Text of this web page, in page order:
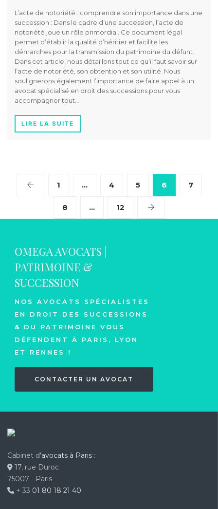
L’acte de notoriété : comprendre son importance dans une
succession : Dans le cadre d’une succession, l’acte de
notoriété joue un rôle primordial. Ce document légal
permet d’établir la qualité d’héritier et facilite les
démarches pour la transmission du patrimoine du défunt.
Dans cet article, nous détaillons tout ce qu’il faut savoir sur
l’acte de notoriété, son obtention et son utilité. Nous
soulignerons également l’importance de faire appel à un
avocat spécialisé en droit des successions pour vous
accompagner tout…
LIRE LA SUITE
1 … 4 5 6 7
8 … 12
OMEGA AVOCATS |
PATRIMOINE &
SUCCESSION
NOS AVOCATS SPÉCIALISTES
EN DROIT DES SUCCESSIONS
& DU PATRIMOINE VOUS
DÉFENDENT À PARIS, LYON
ET RENNES !
CONTACTER UN AVOCAT
Cabinet d'avocats à Paris :
17, rue Duroc
75007 - Paris
+ 33 01 80 18 21 40